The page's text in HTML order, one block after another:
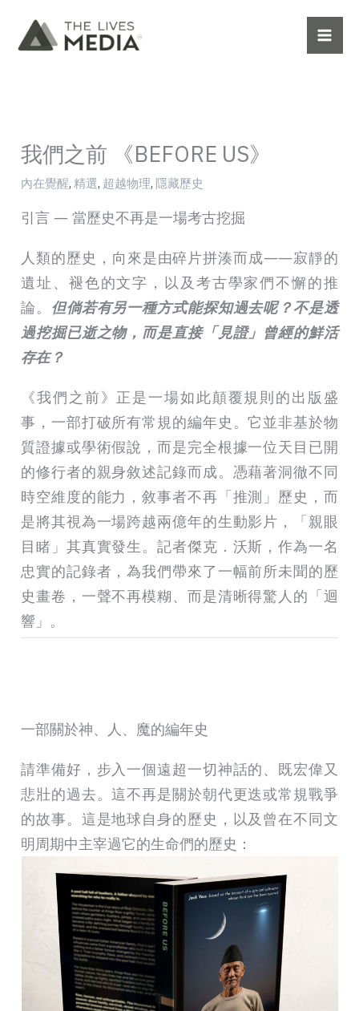
我們之前 《BEFORE US》
內在覺醒,精選, 超越物理, 隱藏歷史
引言 ― 當歷史不再是一場考古挖掘
人類的歷史，向來是由碎片拼湊而成——寂靜的
遺址、褪色的文字，以及考古學家們不懈的推
論。 但倘若有另一種方式能探知過去呢？不是透
過挖掘已逝之物，而是直接「見證」曾經的鮮活
存在？
《我們之前》正是一場如此顛覆規則的出版盛
事，一部打破所有常規的編年史。它並非基於物
質證據或學術假說，而是完全根據一位天目已開
的修行者的親身敘述記錄而成。憑藉著洞徹不同
時空維度的能力，敘事者不再「推測」歷史，而
是將其視為一場跨越兩億年的生動影片，「親眼
目睹」其真實發生。記者傑克．沃斯，作為一名
忠實的記錄者，為我們帶來了一幅前所未聞的歷
史畫卷，一聲不再模糊、而是清晰得驚人的「迴
響」。
一部關於神、人、魔的編年史
請準備好，步入一個遠超一切神話的、既宏偉又
悲壯的過去。這不再是關於朝代更迭或常規戰爭
的故事。這是地球自身的歷史，以及曾在不同文
明周期中主宰過它的生命們的歷史：